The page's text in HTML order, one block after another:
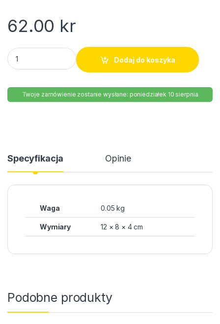
62.00 kr
Krem nawilżający matujący 25+ Ziaja 50 ml quantity
Dodaj do koszyka
Twoje zamówienie zostanie wysłane: poniedziałek 10 sierpnia
Specyfikacja Opinie
Waga 0.05 kg
Wymiary 12 × 8 × 4 cm
Podobne produkty